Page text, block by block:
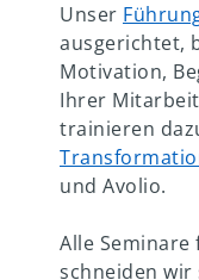
Unser
ausgerichtet,
Motivation,
Ihrer
trainieren
und Avolio.
Alle
schneiden wir